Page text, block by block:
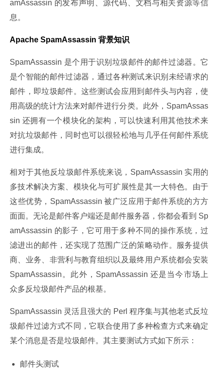
amAssassin 的发布声明、源代码、文档与相关资源等信
息。
Apache SpamAssassin 背景知识
SpamAssassin 是个用于识别垃圾邮件的邮件过滤器。它
是个智能的邮件过滤器，通过各种测试来识别未经请求的
邮件，即垃圾邮件。这些测试会应用到邮件头与内容，使
用高级的统计方法来对邮件进行分类。此外，SpamAssas
sin 还拥有一个模块化的架构，可以快速利用其他技术来
对抗垃圾邮件，同时也可以很轻松地与几乎任何邮件系统
进行集成。
相对于其他反垃圾邮件系统来说，SpamAssassin 实用的
多技术解决方案、模块化与可扩展性是其一大特色。由于
这些优势，SpamAssassin 被广泛应用于邮件系统的方方
面面。无论是邮件客户端还是邮件服务器，你都会看到 Sp
amAssassin 的影子，它可用于多种不同的操作系统，过
滤进出的邮件，还实现了范围广泛的策略动作。服务提供
商、业务、非营利与教育组织以及最终用户系统都会安装
SpamAssassin。此外，SpamAssassin 还是当今市场上
众多反垃圾邮件产品的根基。
SpamAssassin 灵活且强大的 Perl 程序集与其他老式反垃
圾邮件过滤方式不同，它联合使用了多种检查方式来确定
某个消息是否是垃圾邮件。其主要测试方式如下所示：
邮件头测试